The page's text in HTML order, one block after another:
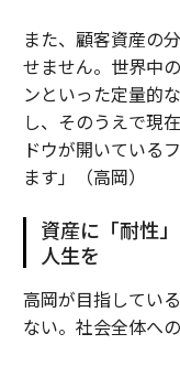
また、顧客資産の
せません。世界中
ンといった定量的
し、そのうえで現
ドウが開いている
ます」（高岡）
資産に「耐性
人生を
高岡が目指してい
ない。社会全体へ